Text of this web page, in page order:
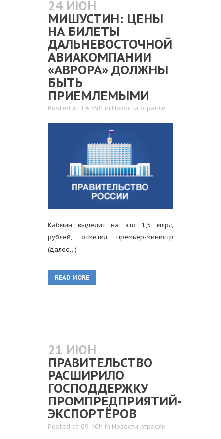
24 ИЮН
МИШУСТИН: ЦЕНЫ
НА БИЛЕТЫ
ДАЛЬНЕВОСТОЧНОЙ
АВИАКОМПАНИИ
«АВРОРА» ДОЛЖНЫ
БЫТЬ
ПРИЕМЛЕМЫМИ
Posted at 14:59h in Новости отрасли
Кабмин выделит на это 1,5 млрд
рублей, отметил премьер-министр
(далее…)
READ MORE
21 ИЮН
ПРАВИТЕЛЬСТВО
РАСШИРИЛО
ГОСПОДДЕРЖКУ
ПРОМПРЕДПРИЯТИЙ-
ЭКСПОРТЁРОВ
Posted at 09:40h in Новости отрасли